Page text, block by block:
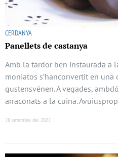
CERDANYA
Panellets de castanya
Amb la tardor ben instaurada a
moniatos s’hanconvertit en una
gustensvénen. A vegades,
arraconats a la cuina.
28 setembre del 2022